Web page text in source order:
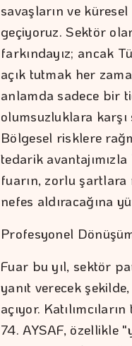
savaşların ve
geçiyoruz. Sektör
farkındayız; ancak
açık tutmak her
anlamda sadece bir
olumsuzluklara
Bölgesel risklere
tedarik
fuarın, zorlu
nefes aldıracağına
Profesyonel
Fuar bu yıl, sektör
yanıt verecek
açıyor.
74. AYSAF, özellikle